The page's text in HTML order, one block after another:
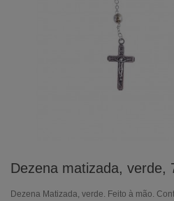
Dezena matizada, verde,
Dezena Matizada, verde. Feito à mão.